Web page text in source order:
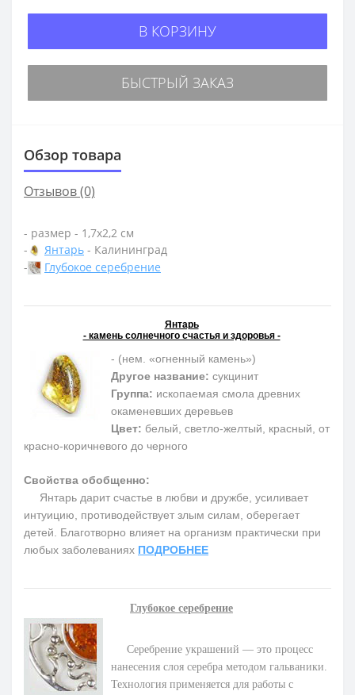
В КОРЗИНУ
БЫСТРЫЙ ЗАКАЗ
Обзор товара
Отзывов (0)
- размер - 1,7х2,2 см
-
Янтарь - Калининград
-
Глубокое серебрение
Янтарь
- камень солнечного счастья и здоровья -
- (нем. «огненный камень»)
Другое название: сукцинит
Группа: ископаемая смола древних
окаменевших деревьев
Цвет: белый, светло-желтый, красный, от
красно-коричневого до черного
Свойства обобщенно:
Янтарь дарит счастье в любви и дружбе, усиливает
интуицию, противодействует злым силам, оберегает
детей. Благотворно влияет на организм практически при
любых заболеваниях ПОДРОБНЕЕ
Глубокое серебрение
Серебрение украшений — это процесс
нанесения слоя серебра методом гальваники.
Технология применяется для работы с